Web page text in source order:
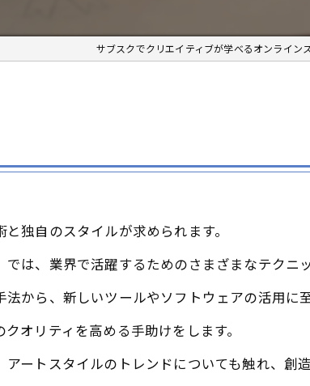
サブスクでクリエイティブが学べるオンライン
独自のスタイルが求められます。
は、業界で活躍するためのさまざまなテクニ
から、新しいツールやソフトウェアの活用に
オリティを高める手助けをします。
ートスタイルのトレンドについても触れ、創